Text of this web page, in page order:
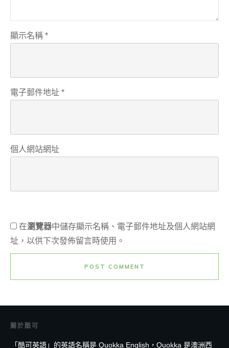
顯示名稱 *
電子郵件地址 *
個人網站網址
在瀏覽器中儲存顯示名稱、電子郵件地址及個人網站網
址，以供下次發佈留言時使用。
POST COMMENT
關於酷可
「酷可英語」的英語名稱是 Quokka English，Quokka 是澳洲西